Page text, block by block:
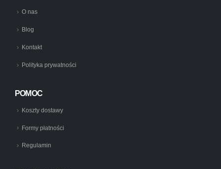
O nas
Blog
Kontakt
Polityka prywatności
POMOC
Koszty dostawy
Formy płatności
Regulamin